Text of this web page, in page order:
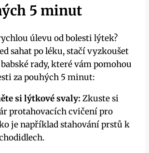
5 minut
úlevu od bolesti lýtek?
sahat po léku, ⁤stačí vyzkoušet
rady, které vám pomohou⁢
za ‌pouhých 5 minut:
si lýtkové svaly: Zkuste ⁤si
protahovacích cvičení pro⁢
je například stahování prstů k